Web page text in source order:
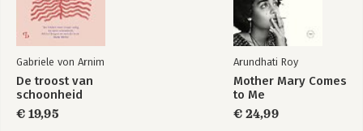
Gabriele von Arnim
De troost van
schoonheid
€ 19,95
Arundhati Roy
Mother Mary Comes
to Me
€ 24,99